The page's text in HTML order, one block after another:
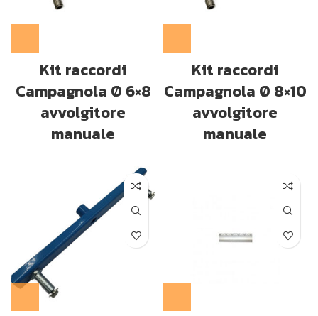
Kit raccordi
Campagnola Ø 6×8
avvolgitore
manuale
Kit raccordi
Campagnola Ø 8×10
avvolgitore
manuale